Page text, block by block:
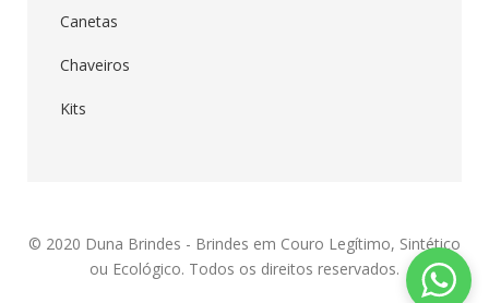
Canetas
Chaveiros
Kits
© 2020 Duna Brindes - Brindes em Couro Legítimo, Sintético
ou Ecológico. Todos os direitos reservados.